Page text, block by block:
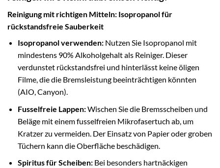
Reinigung mit richtigen Mitteln: Isopropanol für
rückstandsfreie Sauberkeit
Isopropanol verwenden:Nutzen Sie Isopropanol mit
mindestens 90% Alkoholgehalt als Reiniger. Dieser
verdunstet rückstandsfrei und hinterlässt keine öligen
Filme, die die Bremsleistung beeinträchtigen könnten
(AIO, Canyon).
Fusselfreie Lappen:Wischen Sie die Bremsscheiben und
Beläge mit einem fusselfreien Mikrofasertuch ab, um
Kratzer zu vermeiden. Der Einsatz von Papier oder groben
Tüchern kann die Oberfläche beschädigen.
Spiritus für Scheiben:Bei besonders hartnäckigen